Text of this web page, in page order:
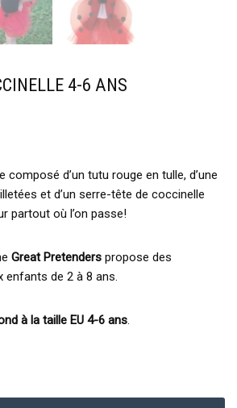
4-6 ANS
composé d’un tutu rouge en tulle, d’une
et d’un serre-tête de coccinelle
partout où l’on passe!
Great Pretenders propose des
de 2 à 8 ans.
à la taille EU 4-6 ans.